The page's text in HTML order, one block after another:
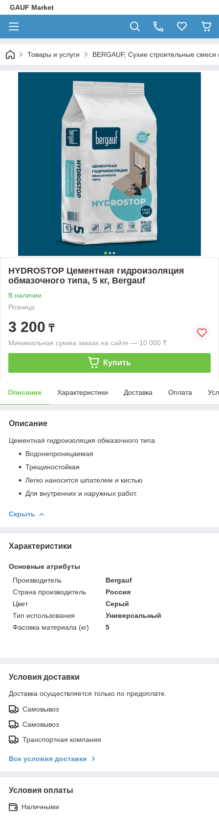
GAUF Market
Товары и услуги BERGAUF, Сухие строительные
HYDROSTOP Цементная гидроизоляция
обмазочного типа, 5 кг, Bergauf
В наличии
Розница
3 200 ₸
Минимальная сумма заказа на сайте — 10 000 ₸
Купить
Описание Характеристики Доставка Оплата
Описание
Цементная гидроизоляция обмазочного типа
Водонепроницаемая
Трещиностойкая
Легко наносится шпателем и кистью
Для внутренних и наружных работ.
Скрыть
Характеристики
Основные атрибуты
Производитель
Bergauf
Страна производитель
Россия
Цвет
Серый
Тип использования
Универсальный
Фасовка материала (кг)
5
Условия доставки
Доставка осуществляется только по предоплате.
Самовывоз
Самовывоз
Транспортная компания
Все условия доставки
Условия оплаты
Наличными